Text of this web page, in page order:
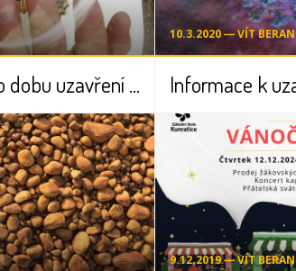
Domácí výuka po dobu uzavření ZŠ Kunratice - důležité informace
10.3.2020 ― VÍT BERAN
9.12.2019 ― VÍT BERAN